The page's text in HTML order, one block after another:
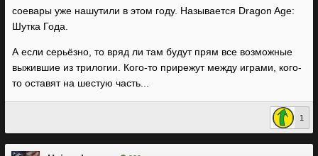
соевары уже нашутили в этом году. Называется Dragon Age:
Шутка Года.
А если серьёзно, то вряд ли там будут прям все возможные
выжившие из трилогии. Кого-то прирежут между играми, кого-
то оставят на шестую часть...
1